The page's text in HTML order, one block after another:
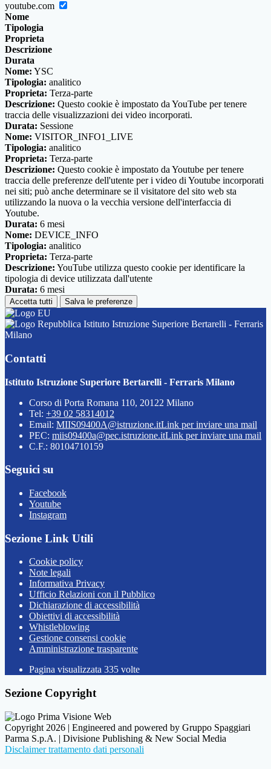
youtube.com
Nome
Tipologia
Proprieta
Descrizione
Durata
Nome: YSC
Tipologia: analitico
Proprieta: Terza-parte
Descrizione: Questo cookie è impostato da YouTube per tenere
traccia delle visualizzazioni dei video incorporati.
Durata: Sessione
Nome: VISITOR_INFO1_LIVE
Tipologia: analitico
Proprieta: Terza-parte
Descrizione: Questo cookie è impostato da Youtube per tenere
traccia delle preferenze dell'utente per i video di Youtube incorporati
nei siti; può anche determinare se il visitatore del sito web sta
utilizzando la nuova o la vecchia versione dell'interfaccia di
Youtube.
Durata: 6 mesi
Nome: DEVICE_INFO
Tipologia: analitico
Proprieta: Terza-parte
Descrizione: YouTube utilizza questo cookie per identificare la
tipologia di device utilizzata dall'utente
Durata: 6 mesi
Accetta tutti Salva le preferenze
Istituto Istruzione Superiore Bertarelli - Ferraris
Milano
Contatti
Istituto Istruzione Superiore Bertarelli - Ferraris Milano
Corso di Porta Romana 110, 20122 Milano
Tel: +39 02 58314012
Email: MIIS09400A@istruzione.itLink per inviare una mail
PEC: miis09400a@pec.istruzione.itLink per inviare una mail
C.F.: 80104710159
Seguici su
Facebook
Youtube
Instagram
Sezione Link Utili
Cookie policy
Note legali
Informativa Privacy
Ufficio Relazioni con il Pubblico
Dichiarazione di accessibilità
Obiettivi di accessibilità
Whistleblowing
Gestione consensi cookie
Amministrazione trasparente
Pagina visualizzata 335 volte
Sezione Copyright
Copyright 2026 | Engineered and powered by Gruppo Spaggiari
Parma S.p.A. | Divisione Publishing & New Social Media
Disclaimer trattamento dati personali